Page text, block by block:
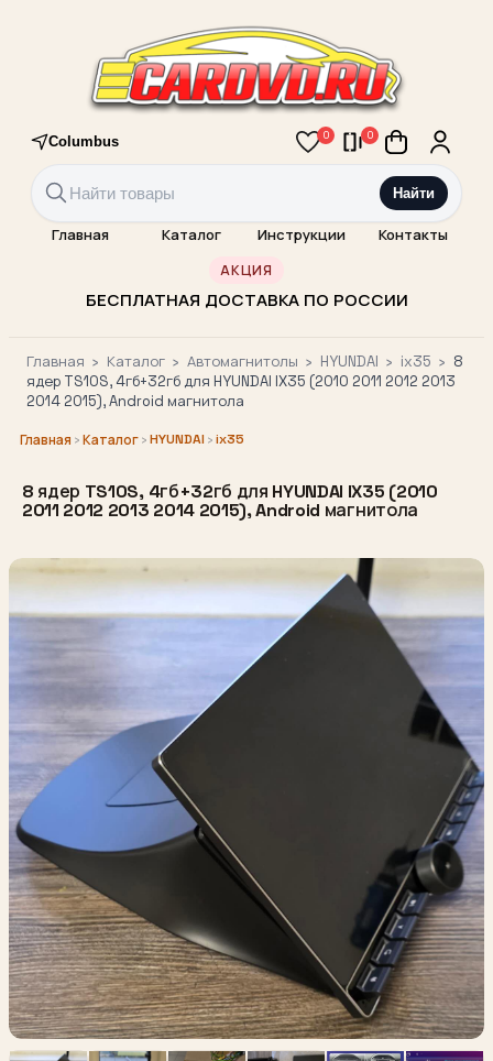
Columbus 0 0
Найти
Главная Каталог Инструкции Контакты
АКЦИЯ
БЕСПЛАТНАЯ ДОСТАВКА ПО РОССИИ
Главная › Каталог › Автомагнитолы › HYUNDAI › ix35 › 8
ядер TS10S, 4гб+32гб для HYUNDAI IX35 (2010 2011 2012 2013
2014 2015), Android магнитола
Главная ›Каталог›HYUNDAI ›ix35
8 ядер TS10S, 4гб+32гб для HYUNDAI IX35 (2010
2011 2012 2013 2014 2015), Android магнитола